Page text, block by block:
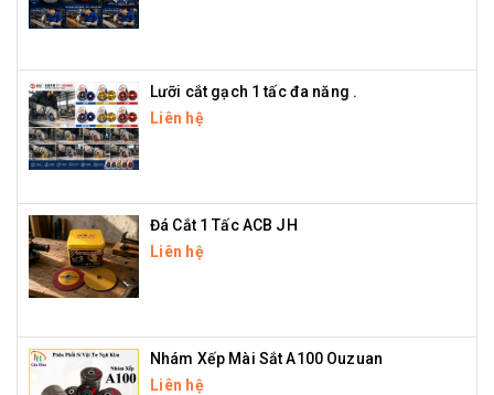
Lưỡi cắt gạch 1 tấc đa năng .
Liên hệ
Đá Cắt 1 Tấc ACB JH
Liên hệ
Nhám Xếp Mài Sắt A100 Ouzuan
Liên hệ